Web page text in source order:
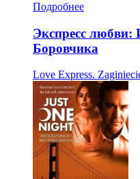
Подробнее
Экспресс любви:
Боровчика
Love Express.